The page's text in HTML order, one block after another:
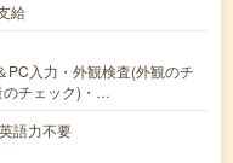
給
PC入力・外観検査(外観のチ
のチェック)・…
語力不要